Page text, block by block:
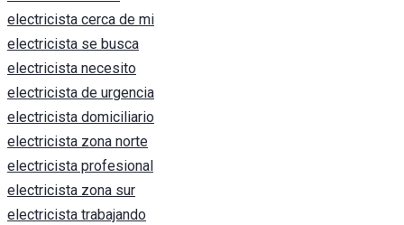
electricista cerca de mi
electricista se busca
electricista necesito
electricista de urgencia
electricista domiciliario
electricista zona norte
electricista profesional
electricista zona sur
electricista trabajando